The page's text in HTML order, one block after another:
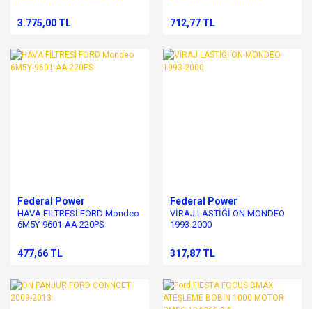
3.775,00 TL 712,77 TL
Federal Power
HAVA FİLTRESİ FORD Mondeo
6M5Y-9601-AA 220PS
477,66 TL
Federal Power
VİRAJ LASTİĞİ ÖN MONDEO
1993-2000
317,87 TL